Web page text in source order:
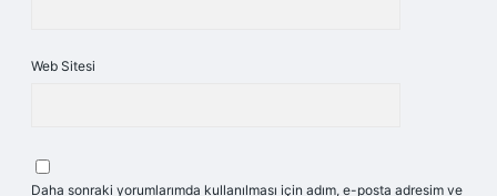
Web Sitesi
Daha sonraki yorumlarımda kullanılması için adım, e-posta adresim ve